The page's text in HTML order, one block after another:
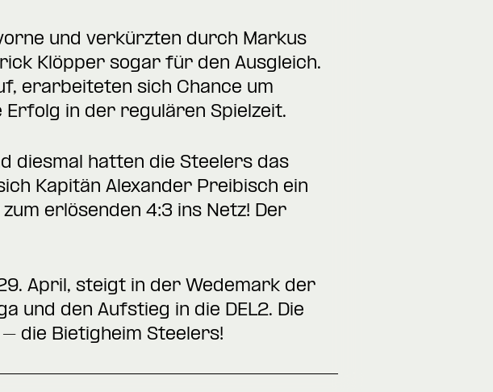
und verkürzten durch Markus
Klöpper sogar für den Ausgleich.
erarbeiteten sich Chance um
in der regulären Spielzeit.
diesmal hatten die Steelers das
Kapitän Alexander Preibisch ein
erlösenden 4:3 ins Netz! Der
April, steigt in der Wedemark der
und den Aufstieg in die DEL2. Die
die Bietigheim Steelers!